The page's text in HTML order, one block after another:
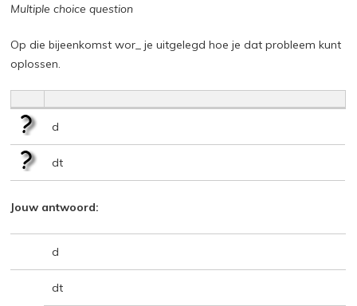
Multiple choice question
Op die bijeenkomst wor_ je uitgelegd hoe je dat probleem kunt
oplossen.
d
dt
Jouw antwoord:
d
dt